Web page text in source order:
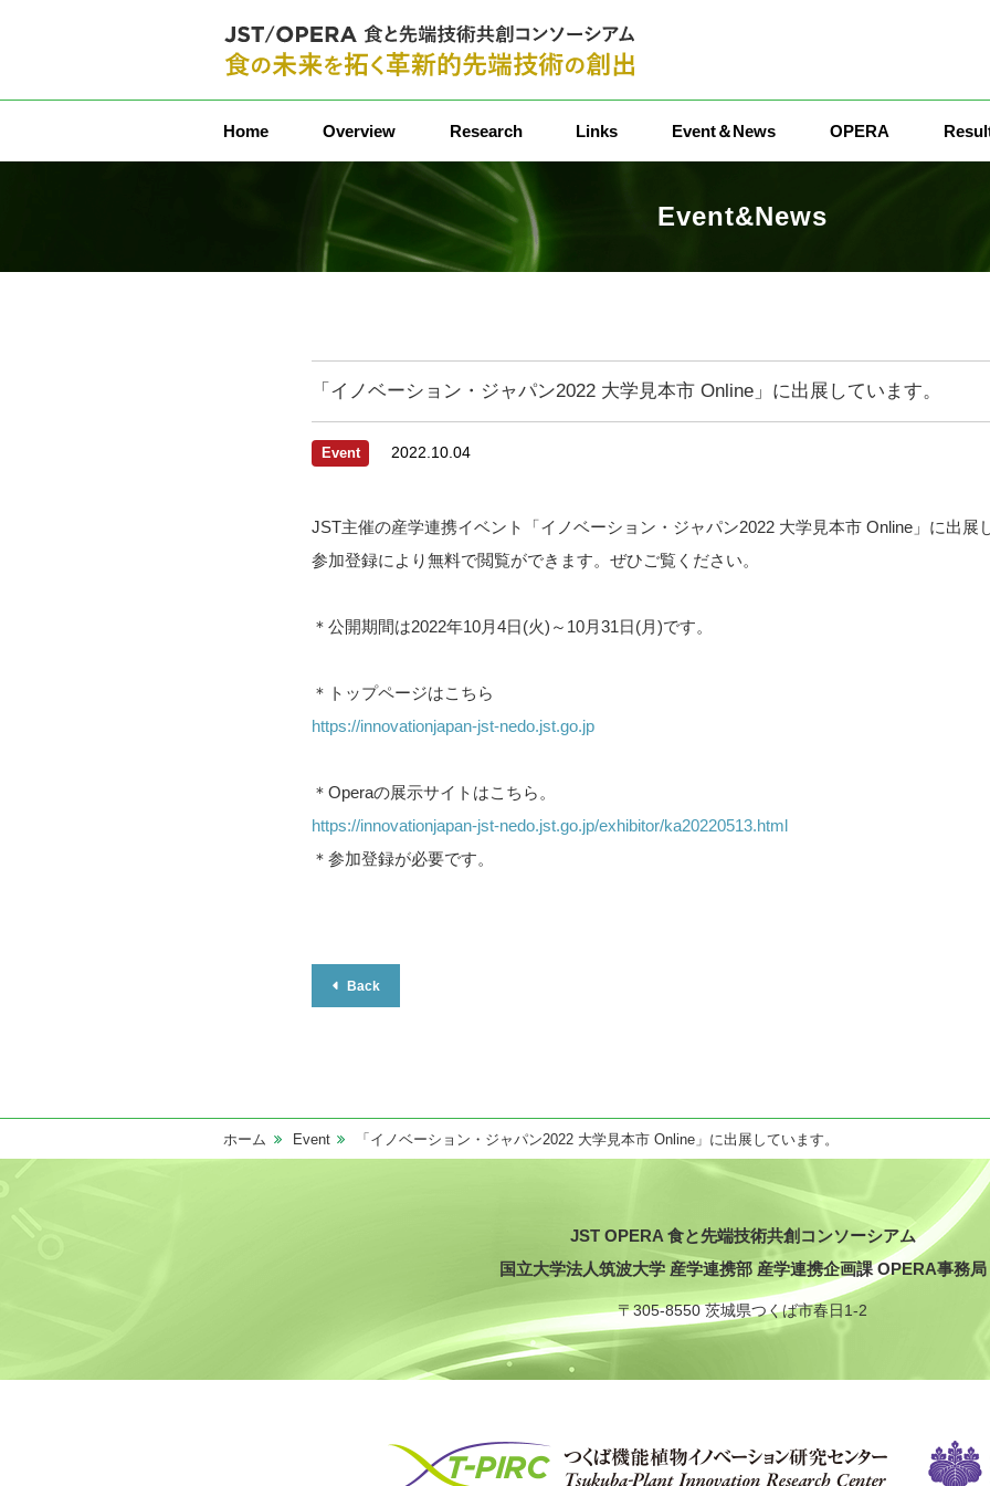
ン
テ
ス
Home Overview Research Links Event＆News OPERA
Event&News
「イノベーション・ジャパン2022 大学見本市 Online」に出展しています。
Event 2022.10.04
JST主催の産学連携イベント「イノベーション・ジャパン2022 大学見本市 Online」に出展
参加登録により無料で閲覧ができます。ぜひご覧ください。
＊公開期間は2022年10月4日(火)～10月31日(月)です。
＊トップページはこちら
https://innovationjapan-jst-nedo.jst.go.jp
＊Operaの展示サイトはこちら。
https://innovationjapan-jst-nedo.jst.go.jp/exhibitor/ka20220513.html
＊参加登録が必要です。
Back
ホーム Event 「イノベーション・ジャパン2022 大学見本市 Online」に出展しています。
JST OPERA 食と先端技術共創コンソーシアム
国立大学法人筑波大学 産学連携部 産学連携企画課 OPERA事務局
〒305-8550 茨城県つくば市春日1-2